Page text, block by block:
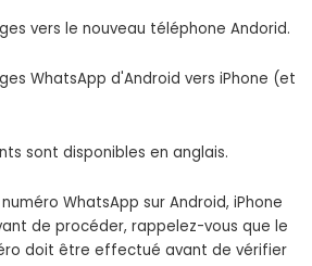
vers le nouveau téléphone Andorid.
WhatsApp d'Android vers iPhone (et
sont disponibles en anglais.
WhatsApp sur Android, iPhone
de procéder, rappelez-vous que le
doit être effectué avant de vérifier